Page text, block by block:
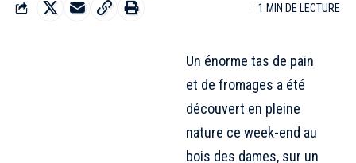
1 MIN DE LECTURE
Un énorme tas de pain
et de fromages a été
découvert en pleine
nature ce week-end au
bois des dames, sur un